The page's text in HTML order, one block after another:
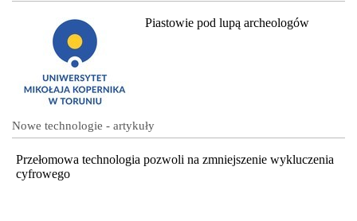
Piastowie pod lupą archeologów
Nowe technologie - artykuły
Przełomowa technologia pozwoli na zmniejszenie wykluczenia
cyfrowego